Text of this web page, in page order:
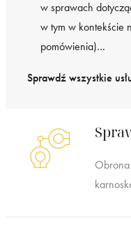
w sprawach
w tym w kontekście
pomówienia)…
Sprawdź wszystkie